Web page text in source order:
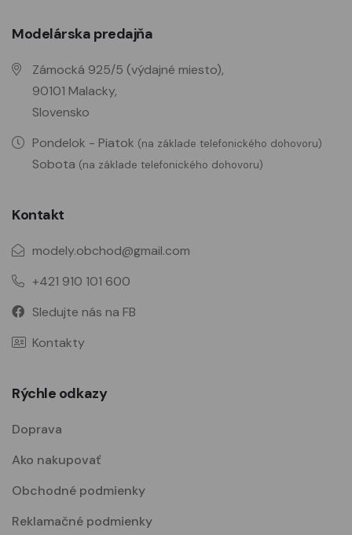
Modelárska predajňa
Zámocká 925/5 (výdajné miesto),
90101 Malacky,
Slovensko
Pondelok - Piatok (na základe telefonického dohovoru)
Sobota (na základe telefonického dohovoru)
Kontakt
modely.obchod@gmail.com
+421 910 101 600
Sledujte nás na FB
Kontakty
Rýchle odkazy
Doprava
Ako nakupovať
Obchodné podmienky
Reklamačné podmienky